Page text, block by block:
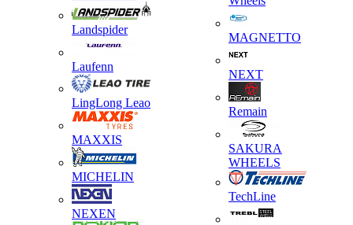
Landspider
Laufenn
LingLong Leao
MAXXIS
MICHELIN
NEXEN
MAGNETTO
NEXT
Remain
SAKURA
WHEELS
TechLine